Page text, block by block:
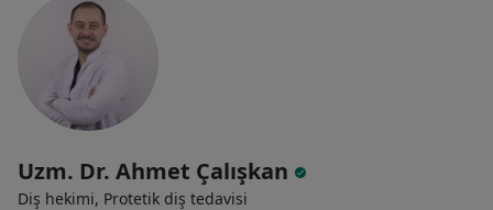
Uzm. Dr. Ahmet Çalışkan
Diş hekimi, Protetik diş tedavisi